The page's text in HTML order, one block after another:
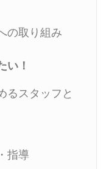
の取り組み
い！
るスタッフと
指導